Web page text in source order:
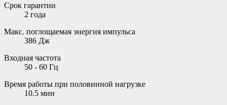
Срок гарантии
2 года
Макс. поглощаемая энергия импульса
386 Дж
Входная частота
50 - 60 Гц
Время работы при половинной нагрузке
10.5 мин